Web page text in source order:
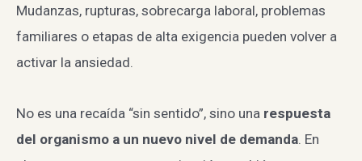
Mudanzas, rupturas, sobrecarga laboral, problemas
familiares o etapas de alta exigencia pueden volver a
activar la ansiedad.
No es una recaída “sin sentido”, sino una respuesta
del organismo a un nuevo nivel de demanda . En